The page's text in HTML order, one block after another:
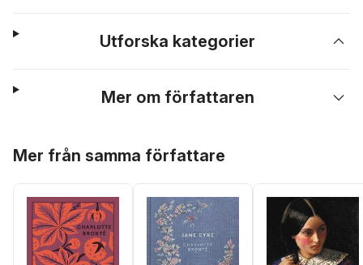
Utforska kategorier
Mer om författaren
Mer från samma författare